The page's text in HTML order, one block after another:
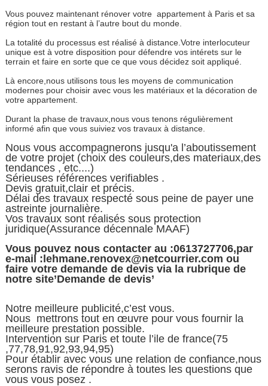
Vous pouvez maintenant rénover votre appartement à Paris et sa
région tout en restant à l’autre bout du monde.
La totalité du processus est réalisé à distance.Votre interlocuteur
unique est à votre disposition pour défendre vos intérets sur le
terrain et faire en sorte que ce que vous décidez soit appliqué.
Là encore,nous utilisons tous les moyens de communication
modernes pour choisir avec vous les matériaux et la décoration de
votre appartement.
Durant la phase de travaux,nous vous tenons régulièrement
informé afin que vous suiviez vos travaux à distance.
Nous vous accompagnerons jusqu'a l’aboutissement
de votre projet (choix des couleurs,des materiaux,des
tendances , etc....)
Sérieuses références verifiables .
Devis gratuit,clair et précis.
Délai des travaux respecté sous peine de payer une
astreinte journalière.
Vos travaux sont réalisés sous protection
juridique(Assurance décennale MAAF)
Vous pouvez nous contacter au :0613727706,par
e-mail :lehmane.renovex@netcourrier.com ou
faire votre demande de devis via la rubrique de
notre site’Demande de devis’
Notre meilleure publicité,c’est vous.
Nous mettrons tout en œuvre pour vous fournir la
meilleure prestation possible.
Intervention sur Paris et toute l’ile de france(75
,77,78,91,92,93,94,95)
Pour établir avec vous une relation de confiance,nous
serons ravis de répondre à toutes les questions que
vous vous posez .